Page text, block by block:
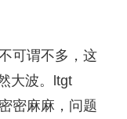
可谓不多，这
大波。ltgt
密麻麻，问题